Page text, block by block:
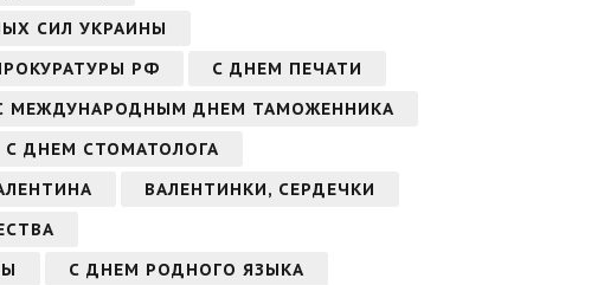
СИЛ УКРАИНЫ
РФ
С ДНЕМ ПЕЧАТИ
МЕЖДУНАРОДНЫМ ДНЕМ ТАМОЖЕННИКА
С ДНЕМ СТОМАТОЛОГА
ВАЛЕНТИНКИ, СЕРДЕЧКИ
С ДНЕМ РОДНОГО ЯЗЫКА